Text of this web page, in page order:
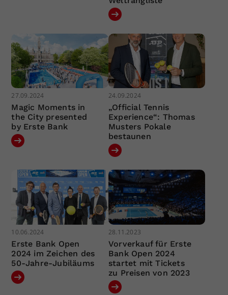
27.09.2024
Magic Moments in
the City presented
by Erste Bank
24.09.2024
„Official Tennis
Experience“: Thomas
Musters Pokale
bestaunen
10.06.2024
Erste Bank Open
2024 im Zeichen des
50-Jahre-Jubiläums
28.11.2023
Vorverkauf für Erste
Bank Open 2024
startet mit Tickets
zu Preisen von 2023